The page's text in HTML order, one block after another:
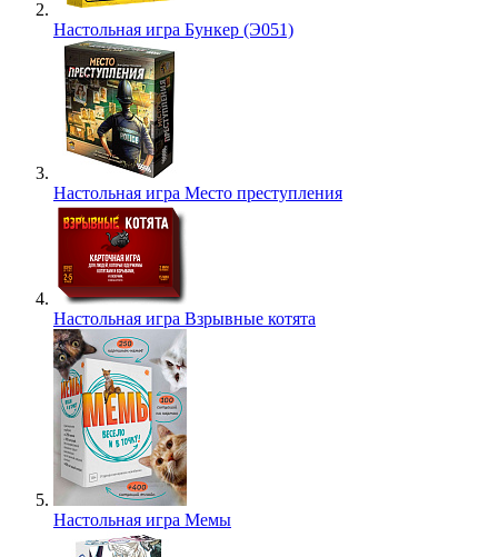
Настольная игра Бункер (Э051)
Настольная игра Место преступления
Настольная игра Взрывные котята
Настольная игра Мемы